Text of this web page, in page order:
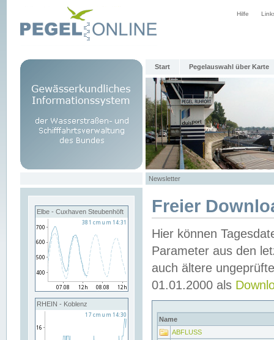
Hilfe
Start Pegelauswahl über Karte
Newsletter
Elbe - Cuxhaven Steubenhöft
RHEIN - Koblenz
Freier
Hier können
Parameter aus den
auch ältere
01.01.2000 als
Name
ABFLUSS